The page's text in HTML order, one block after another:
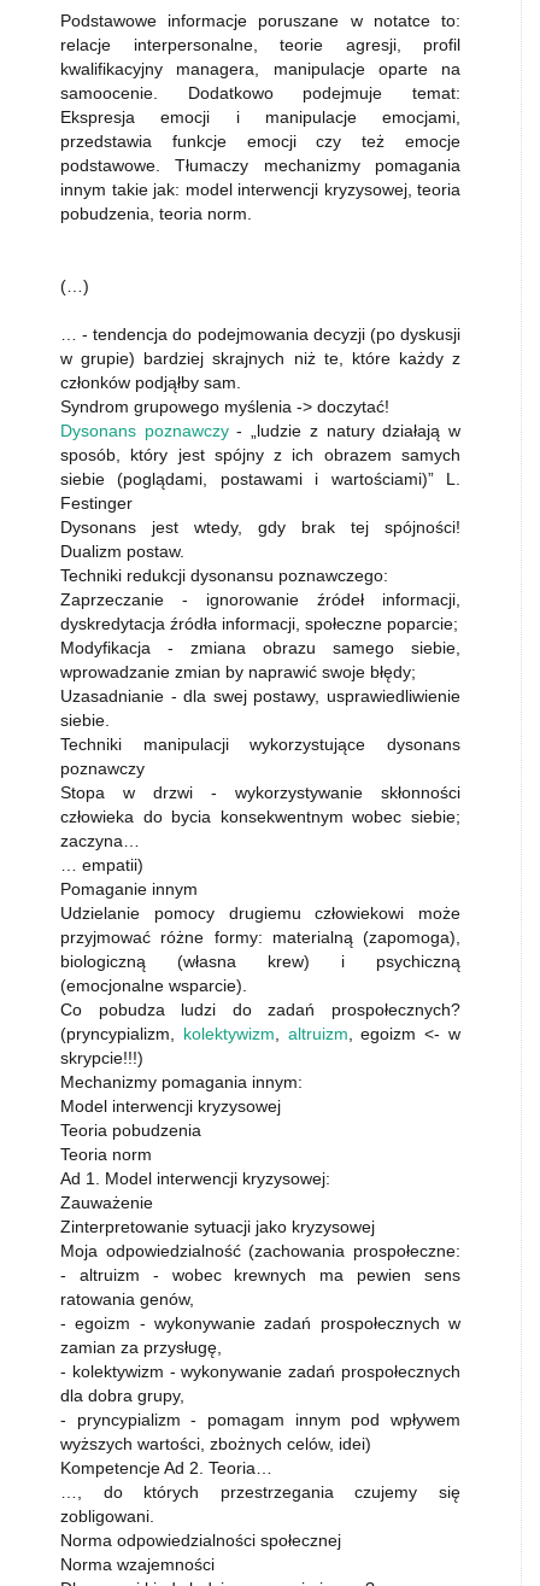
Podstawowe informacje poruszane w notatce to:
relacje interpersonalne, teorie agresji, profil
kwalifikacyjny managera, manipulacje oparte na
samoocenie. Dodatkowo podejmuje temat:
Ekspresja emocji i manipulacje emocjami,
przedstawia funkcje emocji czy też emocje
podstawowe. Tłumaczy mechanizmy pomagania
innym takie jak: model interwencji kryzysowej, teoria
pobudzenia, teoria norm.
(…)
… - tendencja do podejmowania decyzji (po dyskusji
w grupie) bardziej skrajnych niż te, które każdy z
członków podjąłby sam.
Syndrom grupowego myślenia -> doczytać!
Dysonans poznawczy- „ludzie z natury działają w
sposób, który jest spójny z ich obrazem samych
siebie (poglądami, postawami i wartościami)” L.
Festinger
Dysonans jest wtedy, gdy brak tej spójności!
Dualizm postaw.
Techniki redukcji dysonansu poznawczego:
Zaprzeczanie - ignorowanie źródeł informacji,
dyskredytacja źródła informacji, społeczne poparcie;
Modyfikacja - zmiana obrazu samego siebie,
wprowadzanie zmian by naprawić swoje błędy;
Uzasadnianie - dla swej postawy, usprawiedliwienie
siebie.
Techniki manipulacji wykorzystujące dysonans
poznawczy
Stopa w drzwi - wykorzystywanie skłonności
człowieka do bycia konsekwentnym wobec siebie;
zaczyna…
… empatii)
Pomaganie innym
Udzielanie pomocy drugiemu człowiekowi może
przyjmować różne formy: materialną (zapomoga),
biologiczną (własna krew) i psychiczną
(emocjonalne wsparcie).
Co pobudza ludzi do zadań prospołecznych?
(pryncypializm, kolektywizm altruizm , egoizm <- w
skrypcie!!!)
Mechanizmy pomagania innym:
Model interwencji kryzysowej
Teoria pobudzenia
Teoria norm
Ad 1. Model interwencji kryzysowej:
Zauważenie
Zinterpretowanie sytuacji jako kryzysowej
Moja odpowiedzialność (zachowania prospołeczne:
- altruizm - wobec krewnych ma pewien sens
ratowania genów,
- egoizm - wykonywanie zadań prospołecznych w
zamian za przysługę,
- kolektywizm - wykonywanie zadań prospołecznych
dla dobra grupy,
- pryncypializm - pomagam innym pod wpływem
wyższych wartości, zbożnych celów, idei)
Kompetencje Ad 2. Teoria…
…, do których przestrzegania czujemy się
zobligowani.
Norma odpowiedzialności społecznej
Norma wzajemności